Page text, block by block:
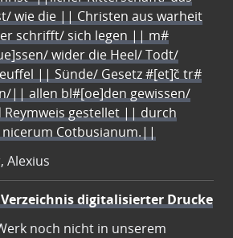
wie die || Christen aus warheit
schrifft/ sich legen || m#
wider die Heel/ Todt/
|| Sünde/ Gesetz #[et]c̃ tr#
|| allen bl#[oe]den gewissen/
gestellet || durch
Cotbusianum.||
Alexius
Verzeichnis digitalisierter Drucke
noch nicht in unserem